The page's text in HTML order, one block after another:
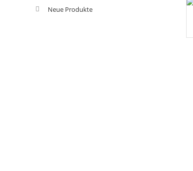
Neue Produkte